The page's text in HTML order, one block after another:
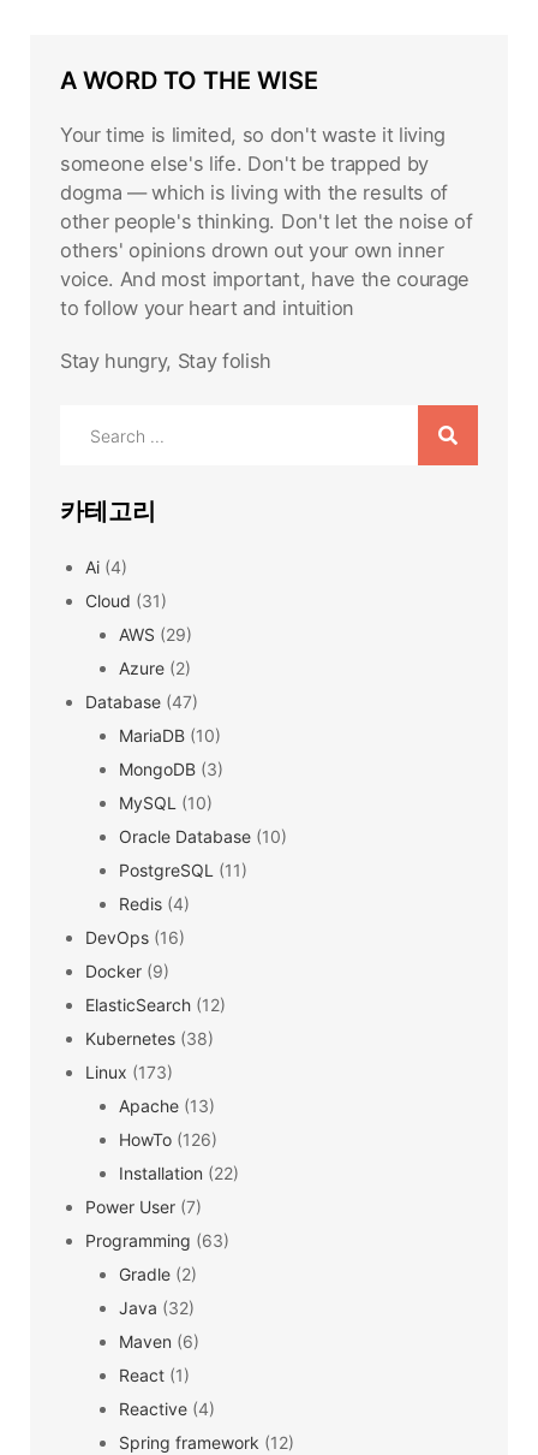
A WORD TO THE WISE
Your time is limited, so don't waste it living
someone else's life. Don't be trapped by
dogma — which is living with the results of
other people's thinking. Don't let the noise of
others' opinions drown out your own inner
voice. And most important, have the courage
to follow your heart and intuition
Stay hungry, Stay folish
카테고리
Ai (4)
Cloud (31)
AWS (29)
Azure (2)
Database (47)
MariaDB (10)
MongoDB (3)
MySQL (10)
Oracle Database (10)
PostgreSQL (11)
Redis (4)
DevOps (16)
Docker (9)
ElasticSearch (12)
Kubernetes (38)
Linux (173)
Apache (13)
HowTo (126)
Installation (22)
Power User (7)
Programming (63)
Gradle (2)
Java (32)
Maven (6)
React (1)
Reactive (4)
Spring framework (12)